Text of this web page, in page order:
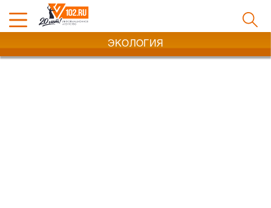
ЭКОЛОГИЯ